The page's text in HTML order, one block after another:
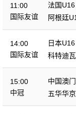
11:00
国际友谊
法国U16
阿根廷
14:00
国际友谊
日本U16
科特迪
15:00
中冠
中国澳
五华华京